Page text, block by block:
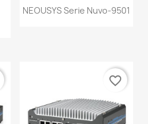
NEOUSYS Serie Nuvo-9501
favorite_border